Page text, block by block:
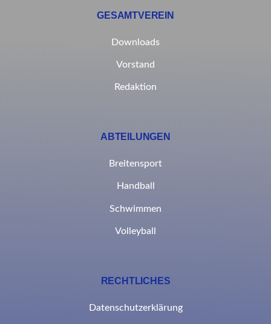
GESAMTVEREIN
Downloads
Vorstand
Redaktion
ABTEILUNGEN
Breitensport
Handball
Schwimmen
Volleyball
RECHTLICHES
Datenschutzerklärung